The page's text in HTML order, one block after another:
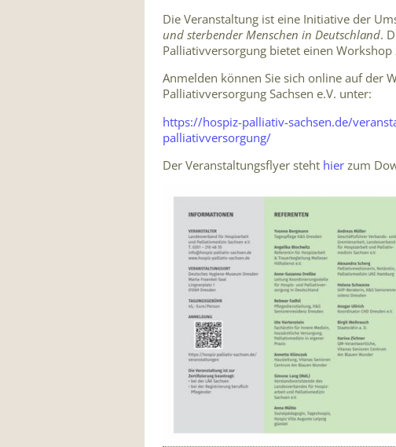
Die Veranstaltung ist eine Initiative der
und sterbender Menschen in Deutschland.
Palliativversorgung bietet einen
Anmelden können Sie sich online auf der
Palliativversorgung Sachsen e.V. unter:
https://hospiz-palliativ-sachsen.de/
palliativversorgung/
Der Veranstaltungsflyer steht hier zum